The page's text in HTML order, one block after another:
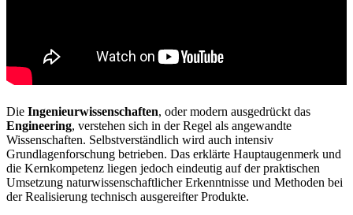
Die Ingenieurwissenschaften, oder modern ausgedrückt das
Engineering, verstehen sich in der Regel als angewandte
Wissenschaften. Selbstverständlich wird auch intensiv
Grundlagenforschung betrieben. Das erklärte Hauptaugenmerk und
die Kernkompetenz liegen jedoch eindeutig auf der praktischen
Umsetzung naturwissenschaftlicher Erkenntnisse und Methoden bei
der Realisierung technisch ausgereifter Produkte.